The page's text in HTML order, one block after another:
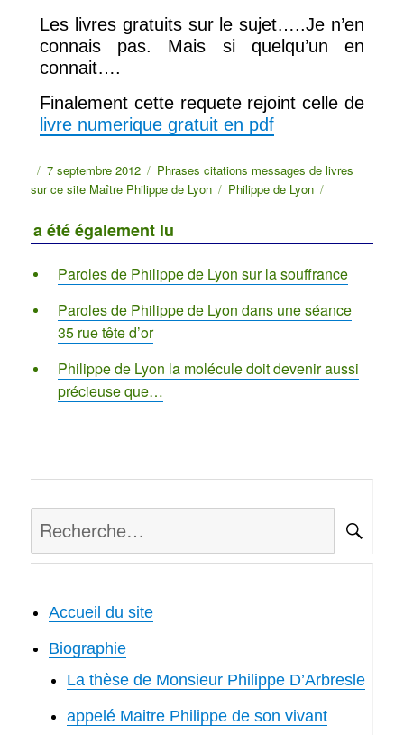
Les livres gratuits sur le sujet…..Je n’en
connais pas. Mais si quelqu’un en
connait….
Finalement cette requete rejoint celle de
livre numerique gratuit en pdf
Publié
le
7 septembre 2012 Catégories
Phrases citations messages de livres
sur ce site Maître Philippe de Lyon
Étiquettes
Philippe de Lyon
a été également lu
Paroles de Philippe de Lyon sur la souffrance
Paroles de Philippe de Lyon dans une séance
35 rue tête d’or
Philippe de Lyon la molécule doit devenir aussi
précieuse que…
pour :
Accueil du site
Biographie
La thèse de Monsieur Philippe D’Arbresle
appelé Maitre Philippe de son vivant